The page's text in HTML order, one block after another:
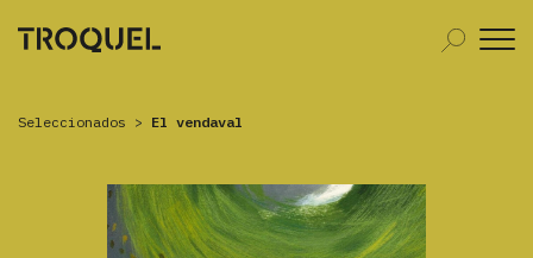
Seleccionados > El vendaval